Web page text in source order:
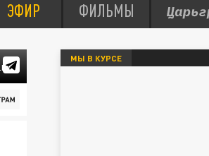
ЭФИР ФИЛЬМЫ
МЫ В КУРСЕ